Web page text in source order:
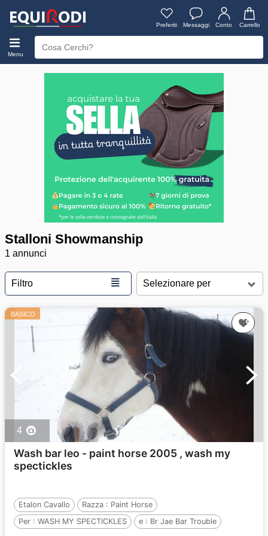
Preferiti Messaggi Conto Carrello
Menu
Stalloni Showmanship
1 annunci
Filtro ≣
BASICO
4
Wash bar leo - paint horse 2005 , wash my
spectickles
Etalon Cavallo Razza : Paint Horse
Per : WASH MY SPECTICKLES e : Br Jae Bar Trouble